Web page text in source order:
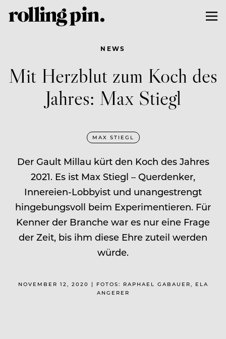
NEWS
Mit Herzblut zum Koch des
Jahres: Max Stiegl
MAX STIEGL
Der Gault Millau kürt den Koch des Jahres
2021. Es ist Max Stiegl – Querdenker,
Innereien-Lobbyist und unangestrengt
hingebungsvoll beim Experimentieren. Für
Kenner der Branche war es nur eine Frage
der Zeit, bis ihm diese Ehre zuteil werden
würde.
NOVEMBER 12, 2020 | FOTOS: RAPHAEL GABAUER, ELA
ANGERER